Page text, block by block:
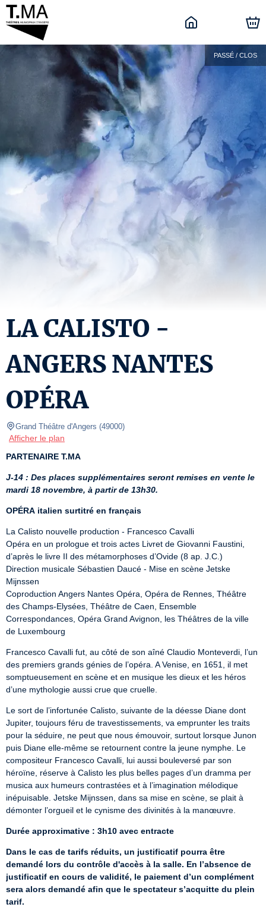
PASSÉ / CLOS
LA CALISTO -
ANGERS NANTES
OPÉRA
Grand Théâtre d'Angers (49000)
Afficher le plan
PARTENAIRE T.MA
J-14 : Des places supplémentaires seront remises en vente le
mardi 18 novembre, à partir de 13h30.
OPÉRA italien surtitré en français
La Calisto nouvelle production - Francesco Cavalli
Opéra en un prologue et trois actes Livret de Giovanni Faustini,
d’après le livre II des métamorphoses d’Ovide (8 ap. J.C.)
Direction musicale Sébastien Daucé - Mise en scène Jetske
Mijnssen
Coproduction Angers Nantes Opéra, Opéra de Rennes, Théâtre
des Champs-Elysées, Théâtre de Caen, Ensemble
Correspondances, Opéra Grand Avignon, les Théâtres de la ville
de Luxembourg
Francesco Cavalli fut, au côté de son aîné Claudio Monteverdi, l’un
des premiers grands génies de l’opéra. A Venise, en 1651, il met
somptueusement en scène et en musique les dieux et les héros
d’une mythologie aussi crue que cruelle.
Le sort de l’infortunée Calisto, suivante de la déesse Diane dont
Jupiter, toujours féru de travestissements, va emprunter les traits
pour la séduire, ne peut que nous émouvoir, surtout lorsque Junon
puis Diane elle-même se retournent contre la jeune nymphe. Le
compositeur Francesco Cavalli, lui aussi bouleversé par son
héroïne, réserve à Calisto les plus belles pages d’un dramma per
musica aux humeurs contrastées et à l’imagination mélodique
inépuisable. Jetske Mijnssen, dans sa mise en scène, se plait à
démonter l’orgueil et le cynisme des divinités à la manœuvre.
Durée approximative : 3h10 avec entracte
Dans le cas de tarifs réduits, un justificatif pourra être
demandé lors du contrôle d'accès à la salle. En l’absence de
justificatif en cours de validité, le paiement d’un complément
sera alors demandé afin que le spectateur s’acquitte du plein
tarif.